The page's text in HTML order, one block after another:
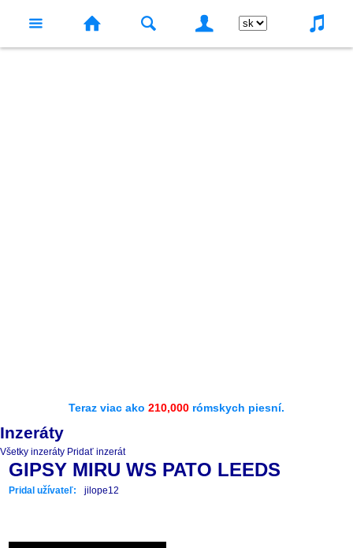
Teraz viac ako 210,000 rómskych piesní.
Inzeráty
Všetky inzeráty Pridať inzerát
GIPSY MIRU WS PATO LEEDS
Pridal užívateľ: jilope12